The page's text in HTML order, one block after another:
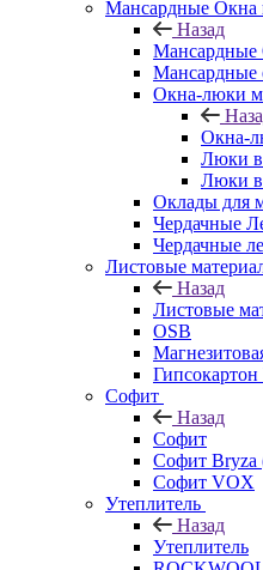
Мансардные Окна
Назад
Мансардные
Мансардные
Окна-люки
Окна-
Люки в
Люки в
Оклады для
Чердачные
Чердачные
Листовые
Назад
Листовые
OSB
Софит
Назад
Софит
Софит Bryza
Софит VOX
Утеплитель
Назад
Утеплитель